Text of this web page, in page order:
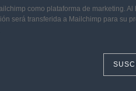
como plataforma de marketing.
será transferida a Mailchimp para su